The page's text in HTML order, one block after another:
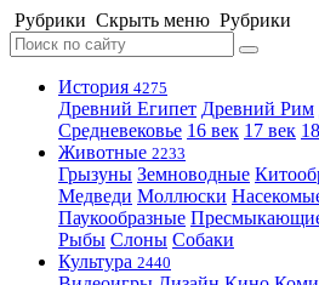
Рубрики Скрыть меню Рубрики
История 4275
Древний Египет Древний Рим
Средневековье 16 век 17 век
Животные 2233
Грызуны Земноводные
Медведи Моллюски
Паукообразные
Рыбы Слоны Собаки
Культура 2440